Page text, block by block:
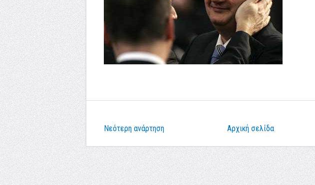
Νεότερη ανάρτηση Αρχική σελίδα